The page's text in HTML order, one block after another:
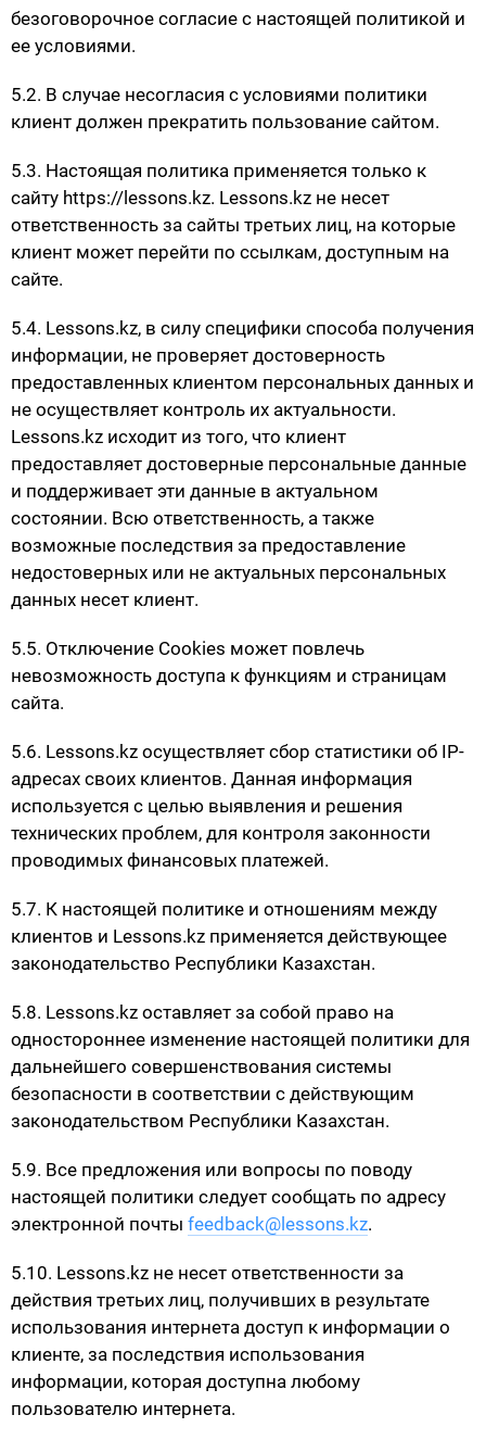
безоговорочное согласие с настоящей политикой и
ее условиями.
5.2. В случае несогласия с условиями политики
клиент должен прекратить пользование сайтом.
5.3. Настоящая политика применяется только к
сайту https://lessons.kz. Lessons.kz не несет
ответственность за сайты третьих лиц, на которые
клиент может перейти по ссылкам, доступным на
сайте.
5.4. Lessons.kz, в силу специфики способа получения
информации, не проверяет достоверность
предоставленных клиентом персональных данных и
не осуществляет контроль их актуальности.
Lessons.kz исходит из того, что клиент
предоставляет достоверные персональные данные
и поддерживает эти данные в актуальном
состоянии. Всю ответственность, а также
возможные последствия за предоставление
недостоверных или не актуальных персональных
данных несет клиент.
5.5. Отключение Сookies может повлечь
невозможность доступа к функциям и страницам
сайта.
5.6. Lessons.kz осуществляет сбор статистики об IP-
адресах своих клиентов. Данная информация
используется с целью выявления и решения
технических проблем, для контроля законности
проводимых финансовых платежей.
5.7. К настоящей политике и отношениям между
клиентов и Lessons.kz применяется действующее
законодательство Республики Казахстан.
5.8. Lessons.kz оставляет за собой право на
одностороннее изменение настоящей политики для
дальнейшего совершенствования системы
безопасности в соответствии с действующим
законодательством Республики Казахстан.
5.9. Все предложения или вопросы по поводу
настоящей политики следует сообщать по адресу
электронной почты feedback@lessons.kz.
5.10. Lessons.kz не несет ответственности за
действия третьих лиц, получивших в результате
использования интернета доступ к информации о
клиенте, за последствия использования
информации, которая доступна любому
пользователю интернета.